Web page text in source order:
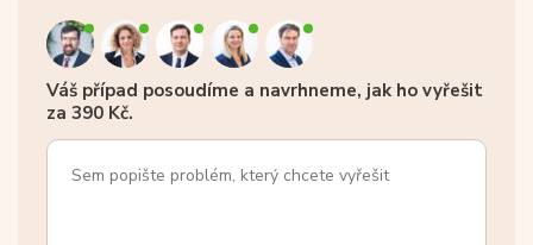
Váš případ posoudíme a navrhneme, jak ho vyřešit
za 390 Kč.